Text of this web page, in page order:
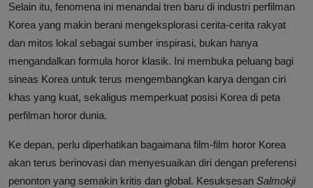
Selain itu, fenomena ini menandai tren baru di industri perfilman
Korea yang makin berani mengeksplorasi cerita-cerita rakyat
dan mitos lokal sebagai sumber inspirasi, bukan hanya
mengandalkan formula horor klasik. Ini membuka peluang bagi
sineas Korea untuk terus mengembangkan karya dengan ciri
khas yang kuat, sekaligus memperkuat posisi Korea di peta
perfilman horor dunia.
Ke depan, perlu diperhatikan bagaimana film-film horor Korea
akan terus berinovasi dan menyesuaikan diri dengan preferensi
penonton yang semakin kritis dan global. Kesuksesan Salmokji